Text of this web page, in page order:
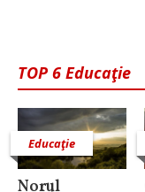
TOP 6 Educaţie
Educaţie
Norul